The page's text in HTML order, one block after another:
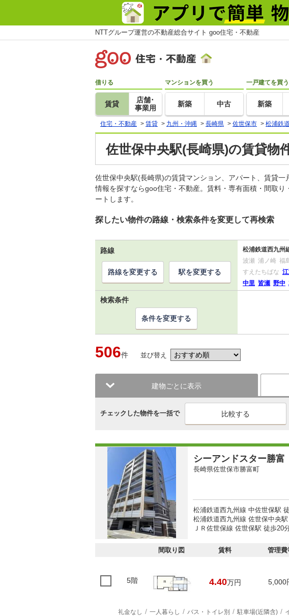
NTTグループ運営の不動産総合サイト goo住宅・不動産
借りる
賃貸
店舗･
事業用
マンションを買う
新築 中古
一戸建てを買う
新築
住宅・不動産 > 賃貸 > 九州・沖縄 > 長崎県 > 佐世保市 > 松浦鉄
佐世保中央駅(長崎県)の賃貸物
佐世保中央駅(長崎県)の賃貸マンション、アパート、賃貸
情報を探すならgoo住宅・不動産。賃料・専有面積・間取
ートします。
探したい物件の路線・検索条件を変更して再検索
路線 松浦鉄道西九州
波瀬 浦ノ崎 福
すえたちばな
中里 皆瀬 野中
路線を変更する 駅を変更する
検索条件
条件を変更する
506件 並び替え
建物ごとに表示
チェックした物件を一括で
シーアンドスター勝富
長崎県佐世保市勝富町
松浦鉄道西九州線 中佐世保駅
松浦鉄道西九州線 佐世保中央
ＪＲ佐世保線 佐世保駅 徒歩20
間取り図 賃料 管理費
5階 4.40万円 5,000
礼金なし 一人暮らし バス・トイレ別 駐車場(近隣含)